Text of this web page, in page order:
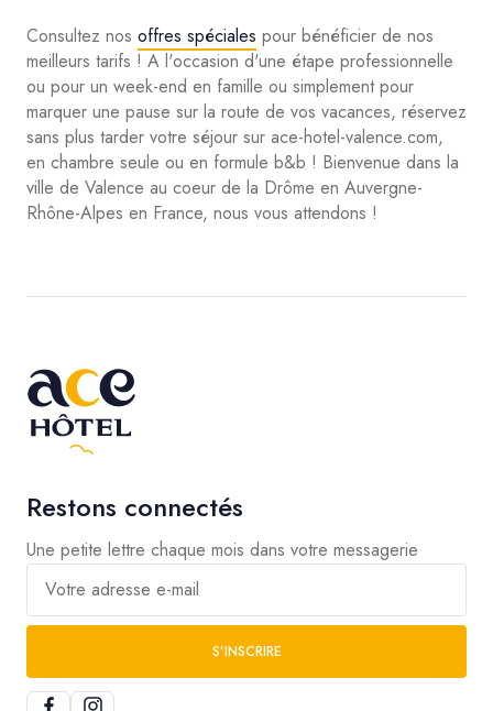
Consultez nos offres spéciales pour bénéficier de nos
meilleurs tarifs ! A l'occasion d'une étape professionnelle
ou pour un week-end en famille ou simplement pour
marquer une pause sur la route de vos vacances, réservez
sans plus tarder votre séjour sur ace-hotel-valence.com,
en chambre seule ou en formule b&b ! Bienvenue dans la
ville de Valence au coeur de la Drôme en Auvergne-
Rhône-Alpes en France, nous vous attendons !
Restons connectés
Une petite lettre chaque mois dans votre messagerie
Votre adresse e-mail
S’INSCRIRE